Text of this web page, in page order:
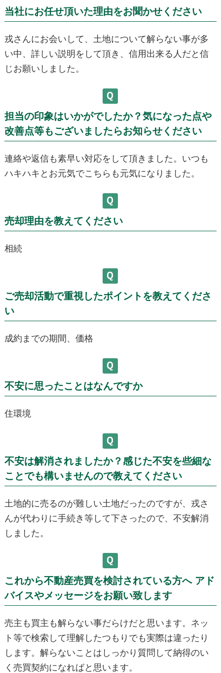
当社にお任せ頂いた理由をお聞かせください
戎さんにお会いして、土地について解らない事が多
い中、詳しい説明をして頂き、信用出来る人だと信
じお願いしました。
担当の印象はいかがでしたか？気になった点や
改善点等もございましたらお知らせください
連絡や返信も素早い対応をして頂きました。いつも
ハキハキとお元気でこちらも元気になりました。
売却理由を教えてください
相続
ご売却活動で重視したポイントを教えてくださ
い
成約までの期間、価格
不安に思ったことはなんですか
住環境
不安は解消されましたか？感じた不安を些細な
ことでも構いませんので教えてください
土地的に売るのが難しい土地だったのですが、戎さ
んが代わりに手続き等して下さったので、不安解消
しました。
これから不動産売買を検討されている方へ アド
バイスやメッセージをお願い致します
売主も買主も解らない事だらけだと思います。ネッ
ト等で検索して理解したつもりでも実際は違ったり
します。解らないことはしっかり質問して納得のい
く売買契約になればと思います。